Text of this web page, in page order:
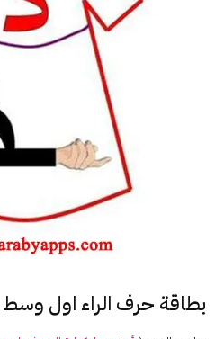
بطاقة حرف الراء اول وسط